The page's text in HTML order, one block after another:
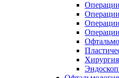
Хирургия